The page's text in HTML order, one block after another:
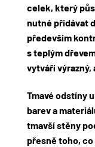
celek, který
nutné přidávat
především
s teplým
vytváří výrazný,
Tmavé odstíny
barev a
tmavší stěny
přesně toho,